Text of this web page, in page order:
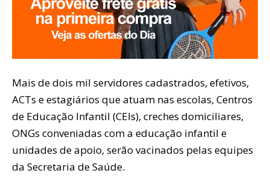
Mais de dois mil servidores cadastrados, efetivos,
ACTs e estagiários que atuam nas escolas, Centros
de Educação Infantil (CEIs), creches domiciliares,
ONGs conveniadas com a educação infantil e
unidades de apoio, serão vacinados pelas equipes
da Secretaria de Saúde.